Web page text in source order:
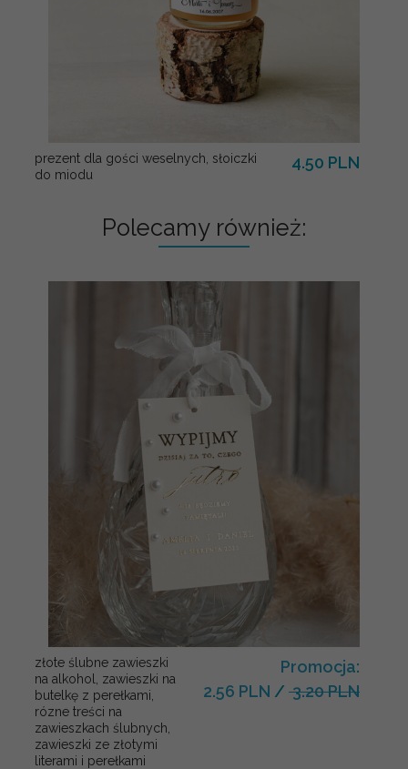
prezent dla gości weselnych, słoiczki
do miodu
4.50 PLN
Polecamy również:
złote ślubne zawieszki
na alkohol, zawieszki na
butelkę z perełkami,
rózne treści na
zawieszkach ślubnych,
zawieszki ze złotymi
literami i perełkami
Promocja:
2.56 PLN / 3.20 PLN